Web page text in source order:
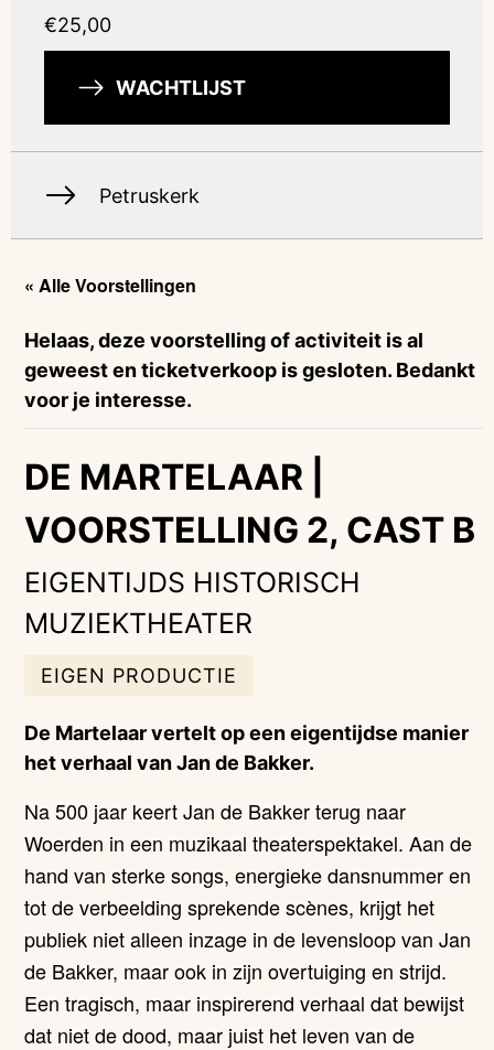
« Alle Voorstellingen
Helaas, deze voorstelling of activiteit is al
geweest en ticketverkoop is gesloten. Bedankt
voor je interesse.
DE MARTELAAR |
VOORSTELLING 2, CAST B
EIGENTIJDS HISTORISCH
MUZIEKTHEATER
EIGEN PRODUCTIE
De Martelaar vertelt op een eigentijdse manier
het verhaal van Jan de Bakker.
Na 500 jaar keert Jan de Bakker terug naar
Woerden in een muzikaal theaterspektakel. Aan de
hand van sterke songs, energieke dansnummer en
tot de verbeelding sprekende scènes, krijgt het
publiek niet alleen inzage in de levensloop van Jan
de Bakker, maar ook in zijn overtuiging en strijd.
Een tragisch, maar inspirerend verhaal dat bewijst
dat niet de dood, maar juist het leven van de
€25,00
WACHTLIJST
Petruskerk